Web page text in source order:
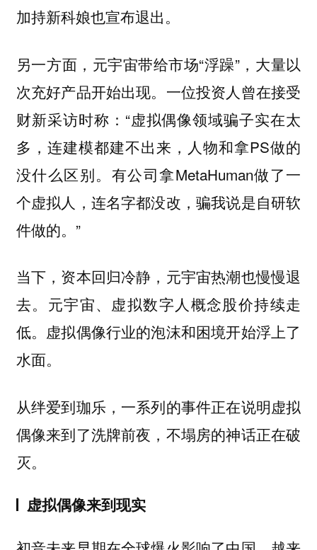
加持新科娘也宣布退出。
另一方面，元宇宙带给市场“浮躁”，大量以
次充好产品开始出现。一位投资人曾在接受
财新采访时称：“虚拟偶像领域骗子实在太
多，连建模都建不出来，人物和拿PS做的
没什么区别。有公司拿MetaHuman做了一
个虚拟人，连名字都没改，骗我说是自研软
件做的。”
当下，资本回归冷静，元宇宙热潮也慢慢退
去。元宇宙、虚拟数字人概念股价持续走
低。虚拟偶像行业的泡沫和困境开始浮上了
水面。
从绊爱到珈乐，一系列的事件正在说明虚拟
偶像来到了洗牌前夜，不塌房的神话正在破
灭。
虚拟偶像来到现实